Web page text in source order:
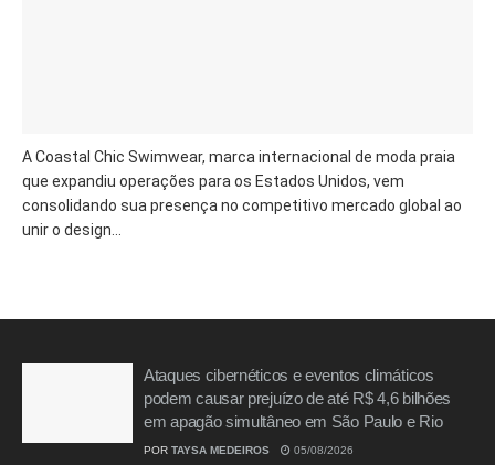
A Coastal Chic Swimwear, marca internacional de moda praia
que expandiu operações para os Estados Unidos, vem
consolidando sua presença no competitivo mercado global ao
unir o design...
Ataques cibernéticos e eventos climáticos
podem causar prejuízo de até R$ 4,6 bilhões
em apagão simultâneo em São Paulo e Rio
POR TAYSA MEDEIROS 05/08/2026